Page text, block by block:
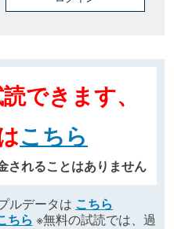
できます、
こちら
されることはありません
ルデータは こちら
ちら ※無料の試読では、過